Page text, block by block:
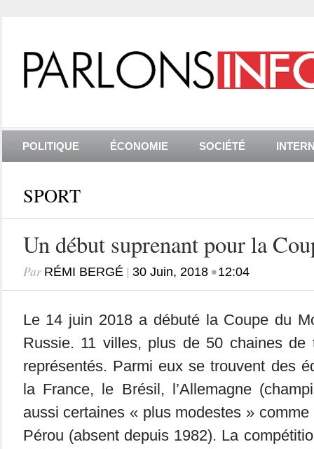
POLITIQUE ÉCONOMIE SOCIÉTÉ
SPORT
Un début suprenant pour la
Par RÉMI BERGÉ| 30 Juin, 2018•12:04
Le 14 juin 2018 a débuté la Coupe du
Russie. 11 villes, plus de 50 chaines de
représentés. Parmi eux se trouvent des
la France, le Brésil, l’Allemagne
aussi certaines « plus modestes » comme
Pérou (absent depuis 1982). La